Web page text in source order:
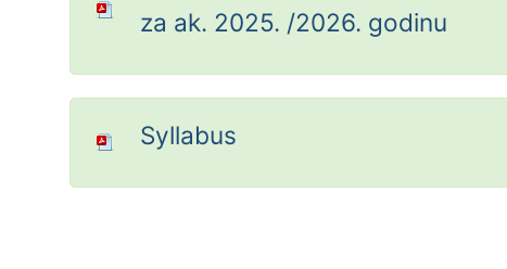
za ak. 2025. /2026. godinu
Syllabus